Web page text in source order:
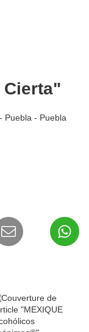
Cierta"
Puebla - Puebla